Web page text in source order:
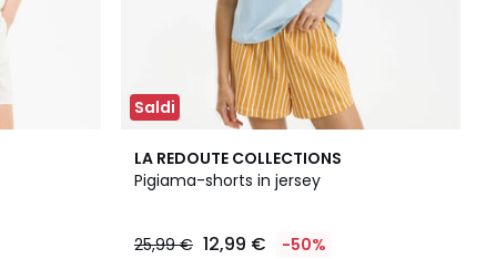
Saldi
LA REDOUTE COLLECTIONS
Pigiama-shorts in jersey
25,99 € 12,99 € -50%
4,8
/ 5